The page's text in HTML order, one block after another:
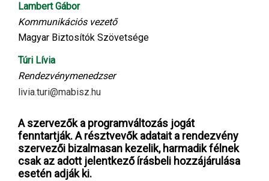
Lambert Gábor
Kommunikációs vezető
Magyar Biztosítók Szövetsége
Túri Lívia
Rendezvénymenedzser
livia.turi@mabisz.hu
A szervezők a programváltozás jogát
fenntartják. A résztvevők adatait a rendezvény
szervezői bizalmasan kezelik, harmadik félnek
csak az adott jelentkező írásbeli hozzájárulása
esetén adják ki.